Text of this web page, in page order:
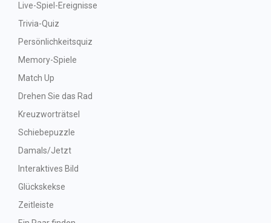
Live-Spiel-Ereignisse
Trivia-Quiz
Persönlichkeitsquiz
Memory-Spiele
Match Up
Drehen Sie das Rad
Kreuzworträtsel
Schiebepuzzle
Damals/Jetzt
Interaktives Bild
Glückskekse
Zeitleiste